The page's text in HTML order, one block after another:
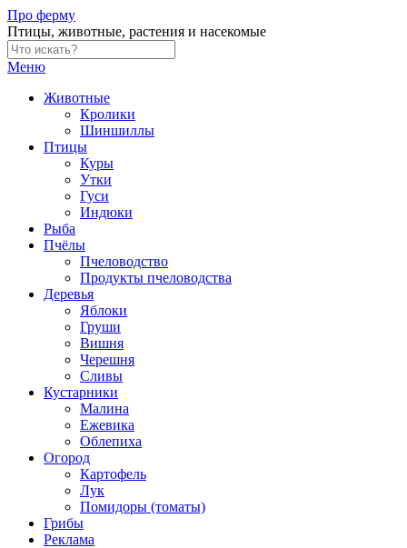
Skip
to
content
Про ферму
Птицы, животные, растения и насекомые
Меню
Животные
Кролики
Шиншиллы
Птицы
Куры
Утки
Гуси
Индюки
Рыба
Пчёлы
Пчеловодство
Продукты пчеловодства
Деревья
Яблоки
Груши
Вишня
Черешня
Сливы
Кустарники
Малина
Ежевика
Облепиха
Огород
Картофель
Лук
Помидоры (томаты)
Грибы
Реклама